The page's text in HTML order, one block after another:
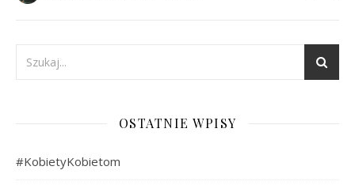
OSTATNIE WPISY
#KobietyKobietom